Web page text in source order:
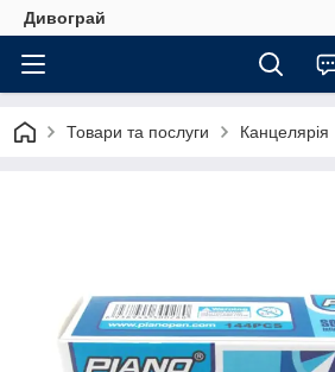
Дивограй
Товари та послуги Канцелярія